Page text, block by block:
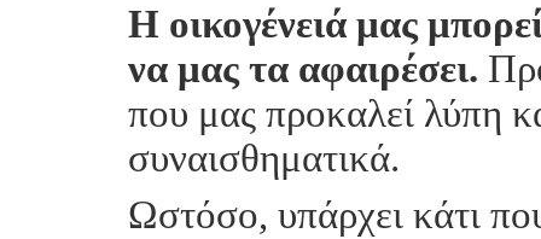
Η οικογένειά μας
να μας τα αφαιρέσει.
που μας προκαλεί λύπη
συναισθηματικά.
Ωστόσο, υπάρχει κάτι